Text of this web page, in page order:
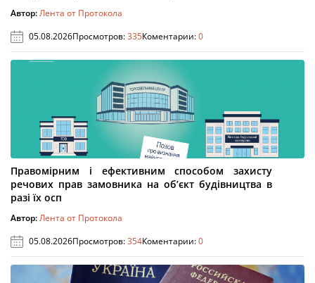
Автор:Лента от Протокола
05.08.2026Просмотров:335Коментарии:0
Правомірним і ефективним способом захисту
речових прав замовника на об’єкт будівництва в
разі їх осп
Автор:Лента от Протокола
05.08.2026Просмотров:354Коментарии:0